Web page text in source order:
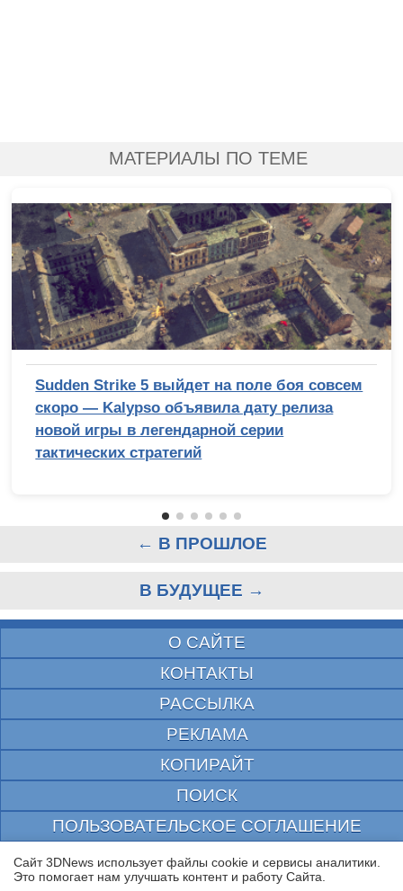
МАТЕРИАЛЫ ПО ТЕМЕ
Sudden Strike 5 выйдет на поле боя совсем
скоро — Kalypso объявила дату релиза
новой игры в легендарной серии
тактических стратегий
← В ПРОШЛОЕ
В БУДУЩЕЕ →
О САЙТЕ
КОНТАКТЫ
РАССЫЛКА
РЕКЛАМА
КОПИРАЙТ
ПОИСК
ПОЛЬЗОВАТЕЛЬСКОЕ СОГЛАШЕНИЕ
ЗАЩИЩЕНО CURATOR
© 1997—2026 Электронное периодическое издание "3ДНьюс" | Свидетельство о
Сайт 3DNews использует файлы cookie и сервисы аналитики.
Это помогает нам улучшать контент и работу Cайта.